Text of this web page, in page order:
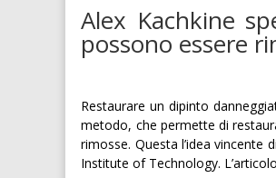
Alex Kachkine
possono essere
Restaurare un dipinto
metodo, che permette di
rimosse. Questa l’idea vincente
Institute of Technology.